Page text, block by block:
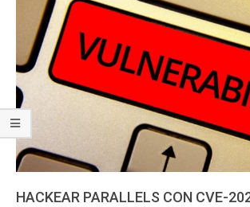
HACKEAR PARALLELS CON CVE-